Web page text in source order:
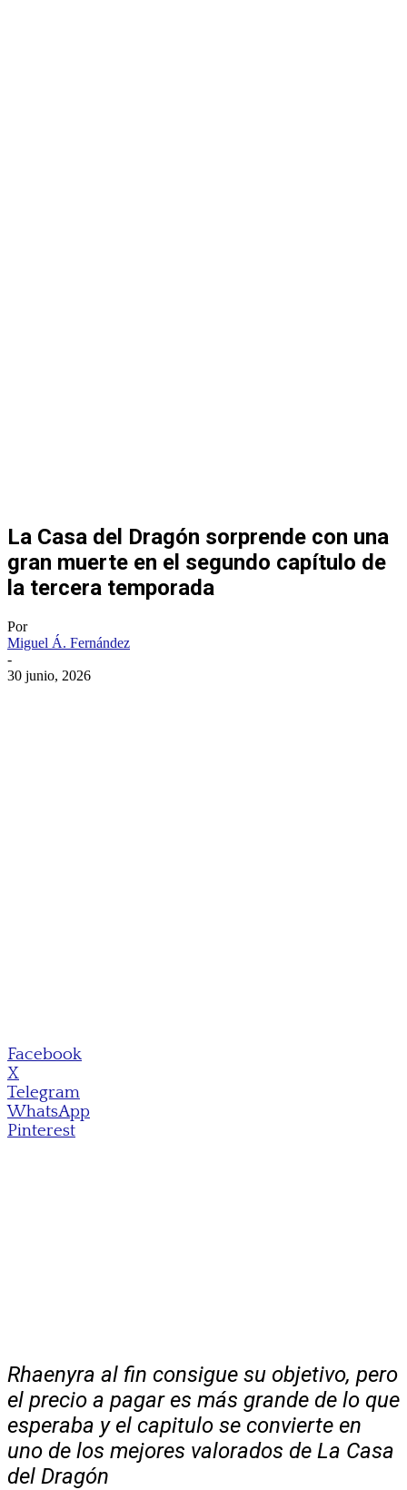
La Casa del Dragón sorprende con una
gran muerte en el segundo capítulo de
la tercera temporada
Por
Miguel Á. Fernández
-
30 junio, 2026
Facebook
X
Telegram
WhatsApp
Pinterest
Rhaenyra al fin consigue su objetivo, pero
el precio a pagar es más grande de lo que
esperaba y el capitulo se convierte en
uno de los mejores valorados de La Casa
del Dragón